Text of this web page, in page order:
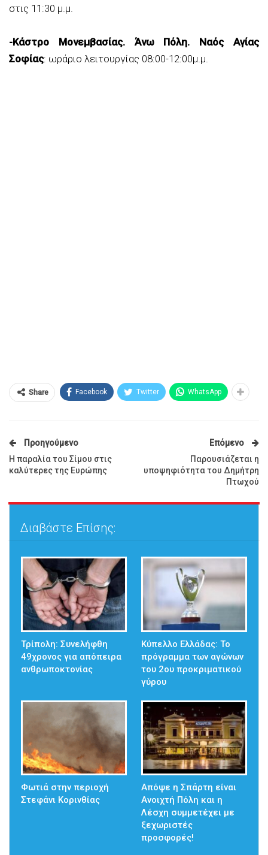
στις 11:30 μ.μ.
-Κάστρο Μονεμβασίας. Άνω Πόλη. Ναός Αγίας
Σοφίας: ωράριο λειτουργίας 08:00-12:00μ.μ.
Share Facebook Twitter WhatsApp
Προηγούμενο
H παραλία του Σίμου στις
καλύτερες της Ευρώπης
Επόμενο
Παρουσιάζεται η
υποψηφιότητα του Δημήτρη
Πτωχού
Διαβάστε Επίσης:
Τρίπολη: Συνελήφθη
49χρονος για απόπειρα
ανθρωποκτονίας
Κύπελλο Ελλάδας: Το
πρόγραμμα των αγώνων
του 2ου προκριματικού
γύρου
Φωτιά στην περιοχή
Στεφάνι Κορινθίας
Απόψε η Σπάρτη είναι
Ανοιχτή Πόλη και η
Λέσχη συμμετέχει με
ξεχωριστές
προσφορές!